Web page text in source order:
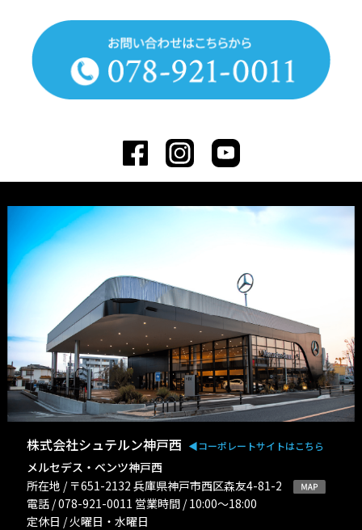
株式会社シュテルン神戸西 ◀︎コーポレートサイトはこちら
メルセデス・ベンツ神戸西
所在地 / 〒651-2132 兵庫県神戸市西区森友4-81-2
電話 / 078-921-0011 営業時間 / 10:00〜18:00
定休日 / 火曜日・水曜日